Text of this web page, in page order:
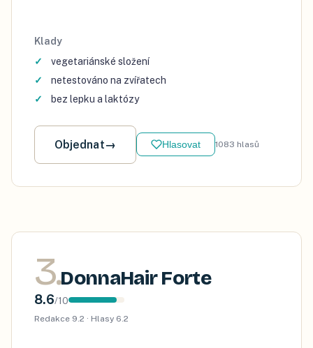
Klady
vegetariánské složení
netestováno na zvířatech
bez lepku a laktózy
Objednat→ Hlasovat 1083 hlasů
3.DonnaHair Forte
8.6/10
Redakce 9.2 · Hlasy 6.2